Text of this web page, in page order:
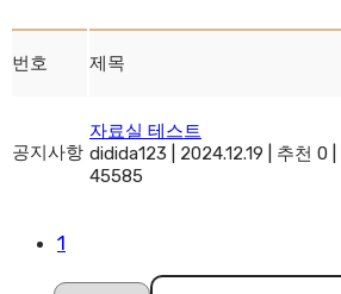
번호 제목
공지사항
자료실 테스트
didida123
2024.12.19 추천 0
45585
1